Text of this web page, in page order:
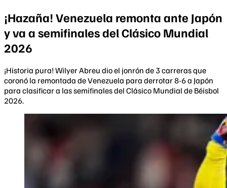
¡Hazaña! Venezuela remonta ante Japón
y va a semifinales del Clásico Mundial
2026
¡Historia pura! Wilyer Abreu dio el jonrón de 3 carreras que
coronó la remontada de Venezuela para derrotar 8-6 a Japón
para clasificar a las semifinales del Clásico Mundial de Béisbol
2026.